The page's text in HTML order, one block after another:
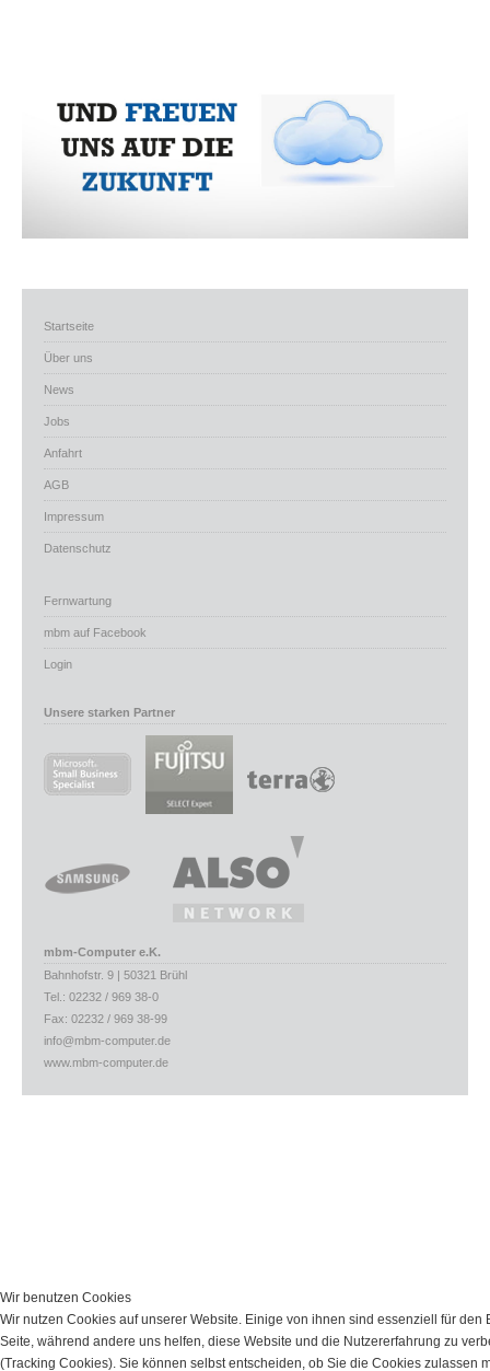
Startseite
Über uns
News
Jobs
Anfahrt
AGB
Impressum
Datenschutz
Fernwartung
mbm auf Facebook
Login
Unsere starken Partner
mbm-Computer e.K.
Bahnhofstr. 9 | 50321 Brühl
Tel.: 02232 / 969 38-0
Fax: 02232 / 969 38-99
info@mbm-computer.de
www.mbm-computer.de
Wir benutzen Cookies
Wir nutzen Cookies auf unserer Website. Einige von ihnen sind essenziell für den
Seite, während andere uns helfen, diese Website und die Nutzererfahrung zu
(Tracking Cookies). Sie können selbst entscheiden, ob Sie die Cookies zulassen